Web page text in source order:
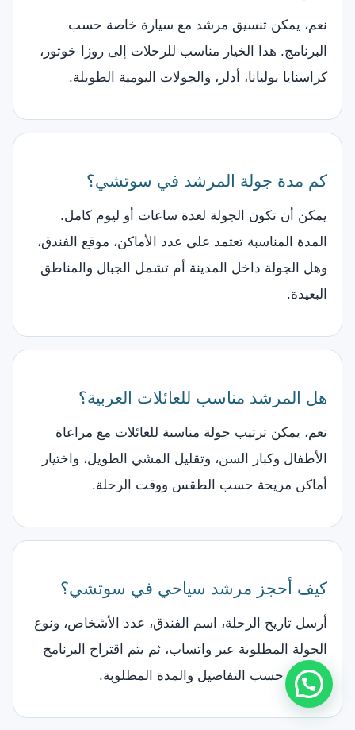
نعم، يمكن تنسيق مرشد مع سيارة خاصة حسب
البرنامج. هذا الخيار مناسب للرحلات إلى روزا خوتور،
كراسنايا بوليانا، أدلر، والجولات اليومية الطويلة.
كم مدة جولة المرشد في سوتشي؟
يمكن أن تكون الجولة لعدة ساعات أو ليوم كامل.
المدة المناسبة تعتمد على عدد الأماكن، موقع الفندق،
وهل الجولة داخل المدينة أم تشمل الجبال والمناطق
البعيدة.
هل المرشد مناسب للعائلات العربية؟
نعم، يمكن ترتيب جولة مناسبة للعائلات مع مراعاة
الأطفال وكبار السن، وتقليل المشي الطويل، واختيار
أماكن مريحة حسب الطقس ووقت الرحلة.
كيف أحجز مرشد سياحي في سوتشي؟
أرسل تاريخ الرحلة، اسم الفندق، عدد الأشخاص، ونوع
الجولة المطلوبة عبر واتساب، ثم يتم اقتراح البرنامج
والسعر حسب التفاصيل والمدة المطلوبة.